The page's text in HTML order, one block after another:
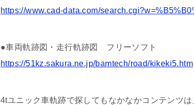
https://www.cad-data.com/
●車両軌跡図・走行軌跡図 フリーソフト
https://51kz.sakura.ne.jp/bamtech/road/kikeki5.htm
4tユニック車軌跡で探してもなかなかコンテンツは